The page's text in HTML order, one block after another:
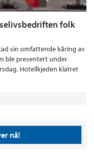
folk
sin omfattende kåring av
ble presentert under
Hotellkjeden klatret
nå!